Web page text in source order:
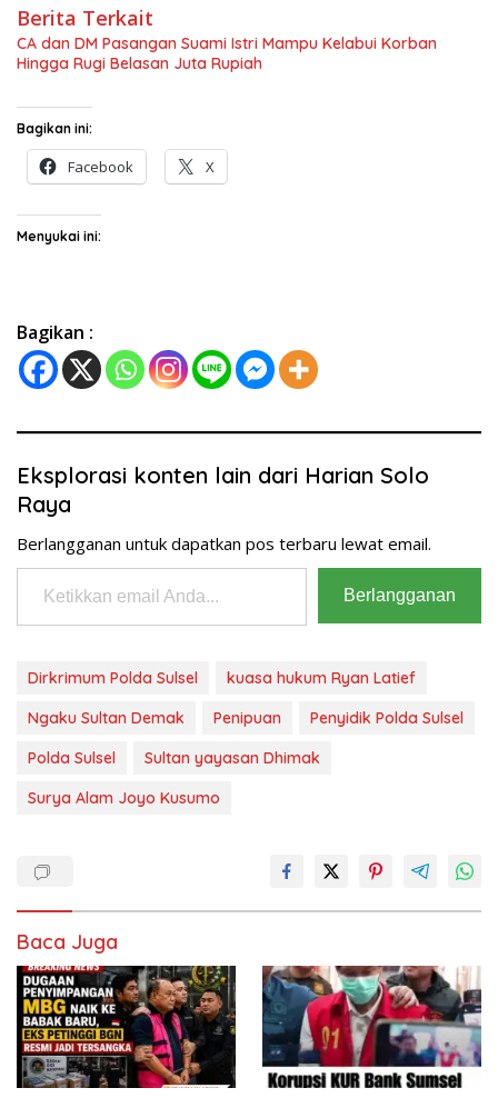
Berita Terkait
CA dan DM Pasangan Suami Istri Mampu Kelabui Korban
Hingga Rugi Belasan Juta Rupiah
Bagikan ini:
Facebook X
Menyukai ini:
Bagikan :
Eksplorasi konten lain dari Harian Solo
Raya
Berlangganan untuk dapatkan pos terbaru lewat email.
Ketikkan email Anda...
Berlangganan
Dirkrimum Polda Sulsel
kuasa hukum Ryan Latief
Ngaku Sultan Demak
Penipuan
Penyidik Polda Sulsel
Polda Sulsel
Sultan yayasan Dhimak
Surya Alam Joyo Kusumo
Baca Juga